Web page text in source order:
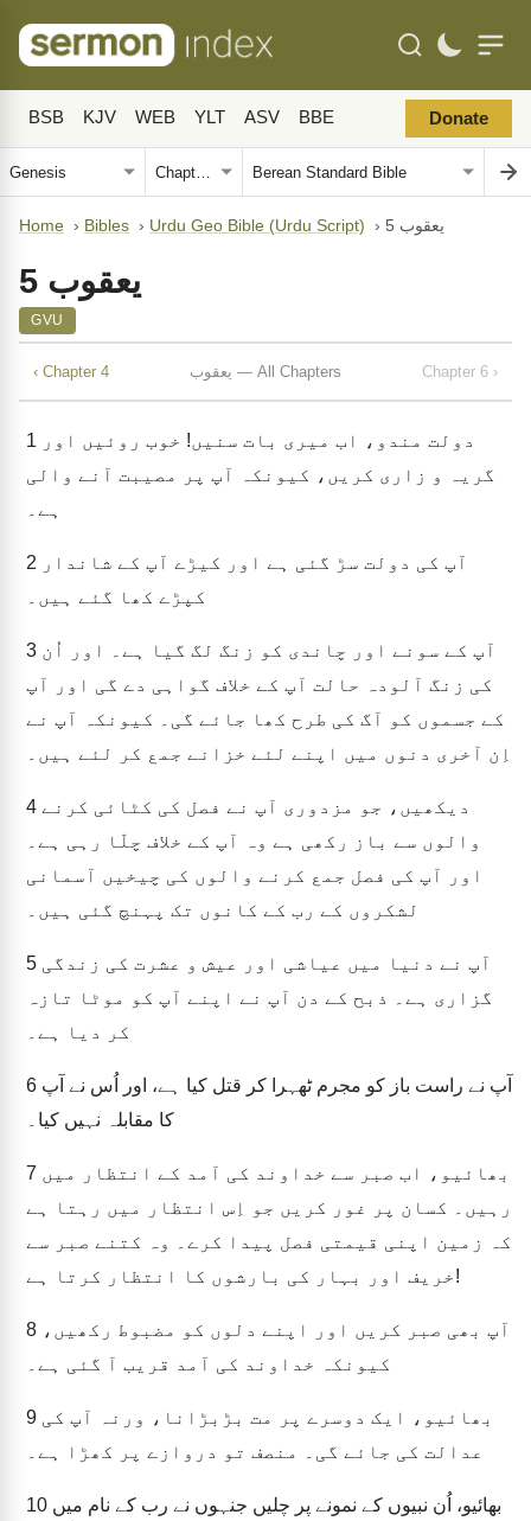
BSB KJV WEB YLT ASV BBE Donate
Home › Bibles › Urdu Geo Bible (Urdu Script) › یعقوب 5
یعقوب 5
GVU
‹ Chapter 4 یعقوب — All Chapters Chapter 6 ›
1
گریہ و زاری کریں، کیونکہ آپ پر مصیبت آنے والی
ہے۔
2
کپڑے کھا گئے ہیں۔
3
کی زنگ آلودہ حالت آپ کے خلاف گواہی دے گی اور آپ
کے جسموں کو آگ کی طرح کھا جائے گی۔ کیونکہ آپ نے
اِن آخری دنوں میں اپنے لئے خزانے جمع کر لئے ہیں۔
4
والوں سے باز رکھی ہے وہ آپ کے خلاف چلّا رہی ہے۔
اور آپ کی فصل جمع کرنے والوں کی چیخیں آسمانی
لشکروں کے رب کے کانوں تک پہنچ گئی ہیں۔
5
گزاری ہے۔ ذبح کے دن آپ نے اپنے آپ کو موٹا تازہ
کر دیا ہے۔
6
کا مقابلہ نہیں کیا۔
7
رہیں۔ کسان پر غور کریں جو اِس انتظار میں رہتا ہے
کہ زمین اپنی قیمتی فصل پیدا کرے۔ وہ کتنے صبر سے
خریف اور بہار کی بارشوں کا انتظار کرتا ہے!
8
کیونکہ خداوند کی آمد قریب آ گئی ہے۔
9
عدالت کی جائے گی۔ منصف تو دروازے پر کھڑا ہے۔
10